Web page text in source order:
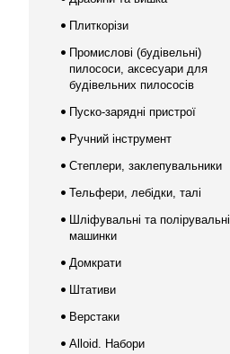
Плиткорізи
Промислові (будівельні)
пилососи, аксесуари для
будівельних пилососів
Пуско-зарядні пристрої
Ручний інструмент
Степлери, заклепувальники
Тельфери, лебідки, талі
Шліфувальні та полірувальні
машинки
Домкрати
Штативи
Верстаки
Alloid. Набори